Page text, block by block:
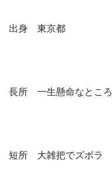
出身 東京都
長所 一生懸命なところ
短所 大雑把でズボラ